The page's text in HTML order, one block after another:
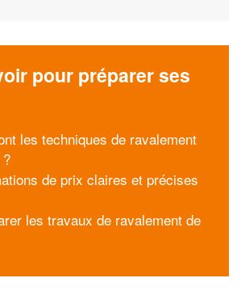
pour préparer ses
les techniques de ravalement
de prix claires et précises
les travaux de ravalement de